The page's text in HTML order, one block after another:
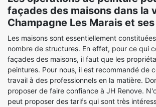
façades des maisons dans la
Champagne Les Marais et
Les maisons sont essentiellement
nombre de structures. En effet, pour ce qui
façades des maisons, il faut que les
peintures. Pour nous, il est recommandé de
travail à des professionnels en la matière.
proposer de faire confiance à JH Renove.
peut proposer des tarifs qui sont très